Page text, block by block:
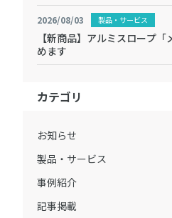
2026/08/03 製品・サービス
【新商品】アルミスロープ
めます
カテゴリ
お知らせ
製品・サービス
事例紹介
記事掲載